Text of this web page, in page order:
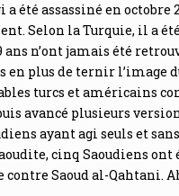
été assassiné en octobre
Selon la Turquie, il a
n’ont jamais été
en plus de ternir
turcs et américains
avancé plusieurs
ayant agi seuls et
cinq Saoudiens
contre Saoud al-Qahtani.